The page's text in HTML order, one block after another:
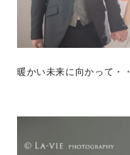
暖かい未来に向かって・・